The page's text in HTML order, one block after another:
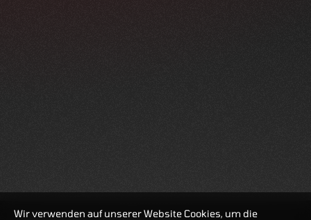
Wir verwenden auf unserer Website Cookies, um die